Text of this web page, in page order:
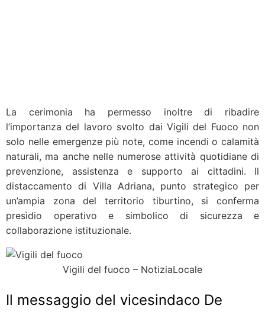
La cerimonia ha permesso inoltre di ribadire
l’importanza del lavoro svolto dai Vigili del Fuoco non
solo nelle emergenze più note, come incendi o calamità
naturali, ma anche nelle numerose attività quotidiane di
prevenzione, assistenza e supporto ai cittadini. Il
distaccamento di Villa Adriana, punto strategico per
un’ampia zona del territorio tiburtino, si conferma
presìdio operativo e simbolico di sicurezza e
collaborazione istituzionale.
Vigili del fuoco – NotiziaLocale
Il messaggio del vicesindaco De